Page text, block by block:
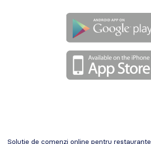
Solutie de comenzi online pentru restaurante